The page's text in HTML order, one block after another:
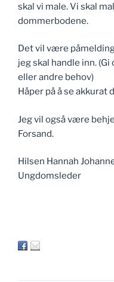
skal vi male. Vi skal
dommerbodene.
Det vil være
jeg skal handle inn.
eller andre behov)
Håper på å se akkurat
Jeg vil også være
Forsand.
Hilsen Hannah
Ungdomsleder